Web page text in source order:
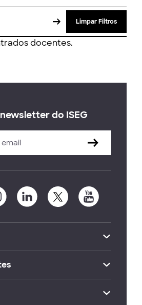
Limpar Filtros
docentes.
do ISEG